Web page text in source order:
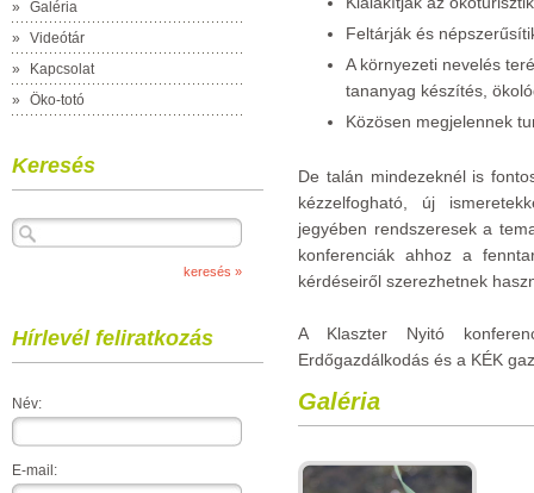
»
Galéria
»
Videótár
»
Kapcsolat
»
Öko-totó
Keresés
Hírlevél feliratkozás
Név:
E-mail:
Feltárják és
A környezeti nevelés
tananyag készítés,
Közösen megjelennek
De talán mindezeknél is
kézzelfogható, új
jegyében rendszeresek a
konferenciák ahhoz a
kérdéseiről szerezhetnek
A Klaszter Nyitó
Erdőgazdálkodás és a KÉK
Galéria